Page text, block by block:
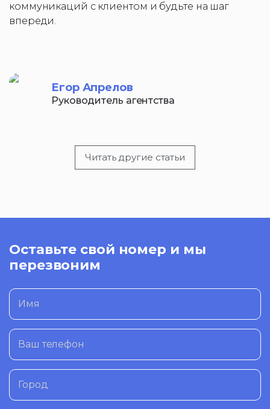
коммуникаций с клиентом и будьте на шаг
впереди.
Егор Апрелов
Руководитель агентства
Читать другие статьи
Оставьте свой номер и мы
перезвоним
Имя
Ваш телефон
Город